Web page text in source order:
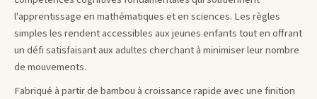
l'apprentissage en mathématiques et en sciences. Les règles
simples les rendent accessibles aux jeunes enfants tout en offrant
un défi satisfaisant aux adultes cherchant à minimiser leur nombre
de mouvements.
Fabriqué à partir de bambou à croissance rapide avec une finition